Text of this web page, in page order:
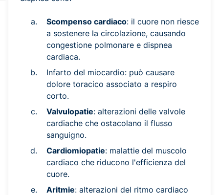
Scompenso cardiaco: il cuore non riesce
a sostenere la circolazione, causando
congestione polmonare e dispnea
cardiaca.
Infarto del miocardio: può causare
dolore toracico associato a respiro
corto.
Valvulopatie: alterazioni delle valvole
cardiache che ostacolano il flusso
sanguigno.
Cardiomiopatie: malattie del muscolo
cardiaco che riducono l'efficienza del
cuore.
Aritmie: alterazioni del ritmo cardiaco